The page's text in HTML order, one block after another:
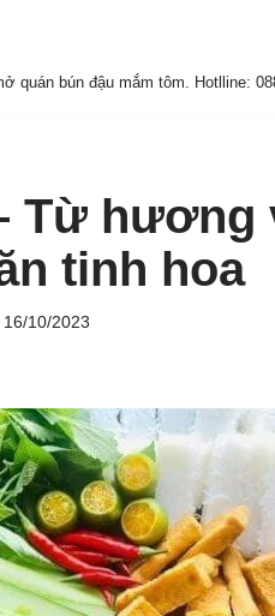
quán bún đậu mắm tôm. Hotlline:
Từ hương
tinh hoa
16/10/2023